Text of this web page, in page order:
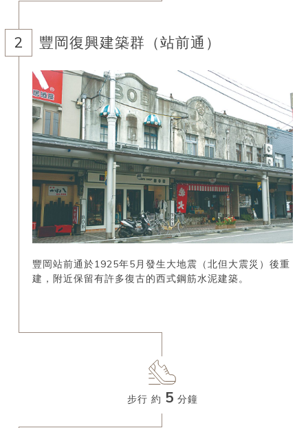
豐岡復興建築群（站前通）
豐岡站前通於1925年5月發生大地震（北但大震災）後重
建，附近保留有許多復古的西式鋼筋水泥建築。
步行 約 5 分鐘